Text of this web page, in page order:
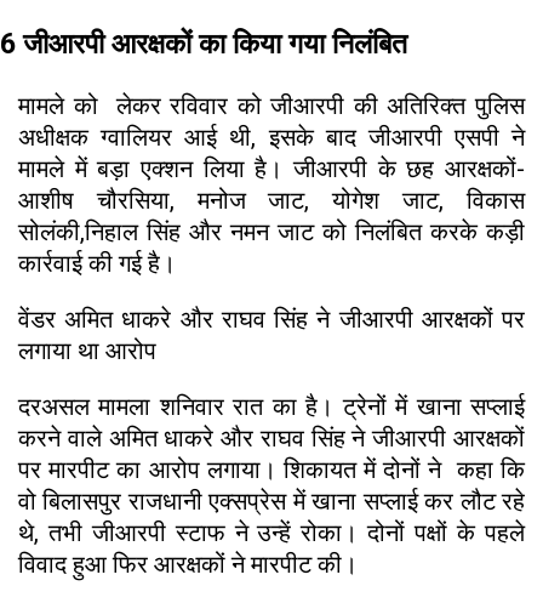
6 जीआरपी आरक्षकों का किया गया निलंबित
मामले को लेकर रविवार को जीआरपी की अतिरिक्त पुलिस
अधीक्षक ग्वालियर आई थी, इसके बाद जीआरपी एसपी ने
मामले में बड़ा एक्शन लिया है। जीआरपी के छह आरक्षकों-
आशीष चौरसिया, मनोज जाट, योगेश जाट, विकास
सोलंकी,निहाल सिंह और नमन जाट को निलंबित करके कड़ी
कार्रवाई की गई है।
वेंडर अमित धाकरे और राघव सिंह ने जीआरपी आरक्षकों पर
लगाया था आरोप
दरअसल मामला शनिवार रात का है। ट्रेनों में खाना सप्लाई
करने वाले अमित धाकरे और राघव सिंह ने जीआरपी आरक्षकों
पर मारपीट का आरोप लगाया। शिकायत में दोनों ने कहा कि
वो बिलासपुर राजधानी एक्सप्रेस में खाना सप्लाई कर लौट रहे
थे, तभी जीआरपी स्टाफ ने उन्हें रोका। दोनों पक्षों के पहले
विवाद हुआ फिर आरक्षकों ने मारपीट की।